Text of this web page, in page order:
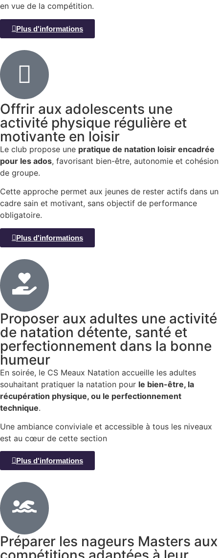
en vue de la compétition.
Plus d'informations
Offrir aux adolescents une
activité physique régulière et
motivante en loisir
Le club propose une pratique de natation loisir encadrée
pour les ados, favorisant bien-être, autonomie et cohésion
de groupe.
Cette approche permet aux jeunes de rester actifs dans un
cadre sain et motivant, sans objectif de performance
obligatoire.
Plus d'informations
Proposer aux adultes une activité
de natation détente, santé et
perfectionnement dans la bonne
humeur
En soirée, le CS Meaux Natation accueille les adultes
souhaitant pratiquer la natation pour le bien-être, la
récupération physique, ou le perfectionnement
technique.
Une ambiance conviviale et accessible à tous les niveaux
est au cœur de cette section
Plus d'informations
Préparer les nageurs Masters aux